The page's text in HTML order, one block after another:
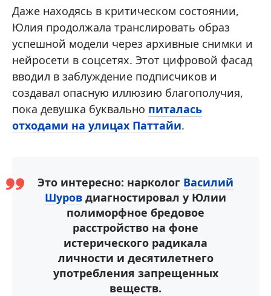
Даже находясь в критическом состоянии,
Юлия продолжала транслировать образ
успешной модели через архивные снимки и
нейросети в соцсетях. Этот цифровой фасад
вводил в заблуждение подписчиков и
создавал опасную иллюзию благополучия,
пока девушка буквально питалась
отходами на улицах Паттайи.
Это интересно: нарколог Василий
Шуров диагностировал у Юлии
полиморфное бредовое
расстройство на фоне
истерического радикала
личности и десятилетнего
употребления запрещенных
веществ.